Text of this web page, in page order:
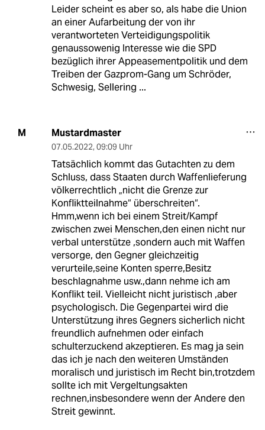
Leider scheint es aber so, als habe die Union
an einer Aufarbeitung der von ihr
verantworteten Verteidigungspolitik
genaussowenig Interesse wie die SPD
bezüglich ihrer Appeasementpolitik und dem
Treiben der Gazprom-Gang um Schröder,
Schwesig, Sellering ...
M Mustardmaster
07.05.2022, 09:09 Uhr
Tatsächlich kommt das Gutachten zu dem
Schluss, dass Staaten durch Waffenlieferung
völkerrechtlich „nicht die Grenze zur
Konfliktteilnahme“ überschreiten“.
Hmm,wenn ich bei einem Streit/Kampf
zwischen zwei Menschen,den einen nicht nur
verbal unterstütze ,sondern auch mit Waffen
versorge, den Gegner gleichzeitig
verurteile,seine Konten sperre,Besitz
beschlagnahme usw.,dann nehme ich am
Konflikt teil. Vielleicht nicht juristisch ,aber
psychologisch. Die Gegenpartei wird die
Unterstützung ihres Gegners sicherlich nicht
freundlich aufnehmen oder einfach
schulterzuckend akzeptieren. Es mag ja sein
das ich je nach den weiteren Umständen
moralisch und juristisch im Recht bin,trotzdem
sollte ich mit Vergeltungsakten
rechnen,insbesondere wenn der Andere den
Streit gewinnt.